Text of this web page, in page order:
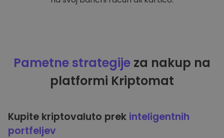
Pametne strategije za nakup na
platformi Kriptomat
Kupite kriptovaluto prek inteligentnih
portfeljev